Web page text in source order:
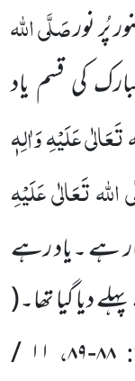
پُر نورصَلَّی اللہ
کی قسم یاد
تَعَالٰی عَلَیْہِ وَاٰلِہٖ
تَعَالٰی عَلَیْہِ
ہے ۔یاد رہے
دیا گیا تھا۔(
۸۸-۸۹ ،
۱۱ /